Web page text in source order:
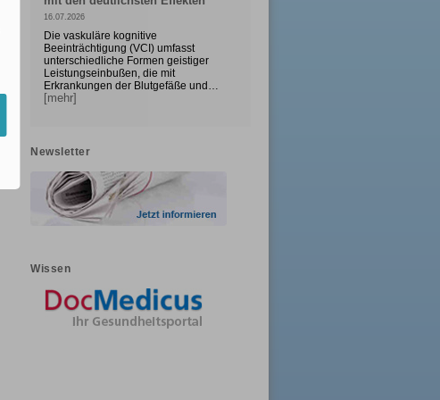
16.07.2026
Die vaskuläre kognitive
Beeinträchtigung (VCI) umfasst
unterschiedliche Formen geistiger
Leistungseinbußen, die mit
Erkrankungen der Blutgefäße und…
[mehr]
Newsletter
Wissen